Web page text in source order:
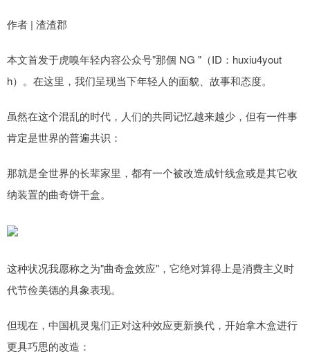
作者 | 渣渣郡
本文首发于虎嗅年轻内容公众号"那個 NG "（ID：huxiu4yout
h）。在这里，我们呈现当下年轻人的面貌、故事和态度。
虽然在这个混乱的时代，人们的共同记忆越来越少，但有一件事
肯定是世界的普遍共识：
那就是全世界的长辈家里，都有一个被改造成针线盒或是其它收
纳装置的曲奇饼干盒。
这种状况我愿称之为"曲奇盒效应"，它绝对算得上是消费主义时
代节俭美德的具象表现。
但现在，中国机灵鬼们正对这种效应更新换代，开始拿木盒进行
更具巧思的改造：